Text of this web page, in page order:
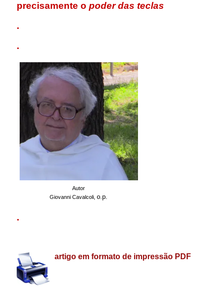
precisamente o poder das teclas
.
.
Autor
Giovanni Cavalcoli,o.p.
.
artigo em formato de impressão PDF